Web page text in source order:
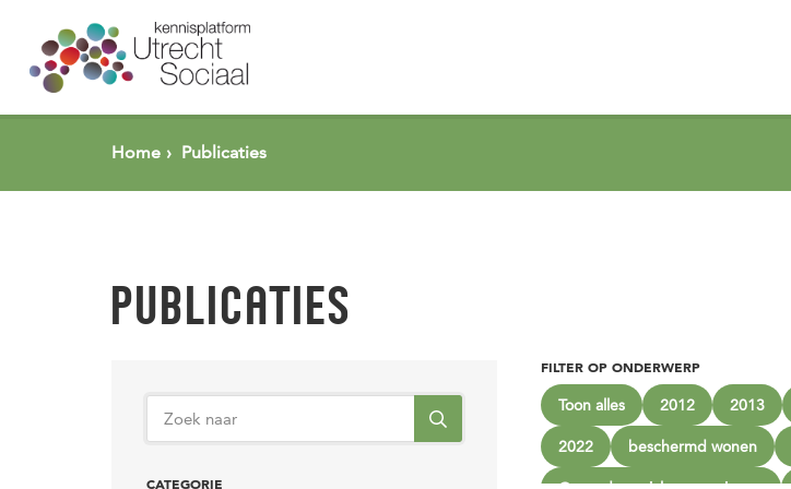
Home Publicaties
PUBLICATIES
CATEGORIE
FILTER OP ONDERWERP
Toon alles 2012 2013
2022 beschermd wonen